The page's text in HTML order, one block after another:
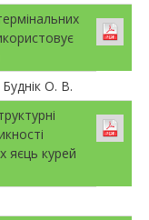
О. В.
яєць курей